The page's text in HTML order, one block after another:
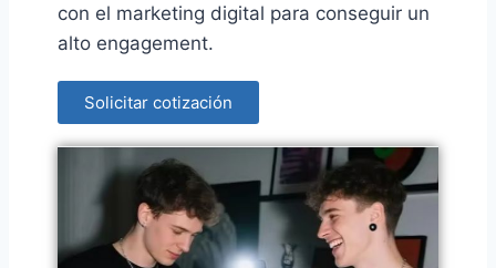
con el marketing digital para conseguir un
alto engagement.
Solicitar cotización